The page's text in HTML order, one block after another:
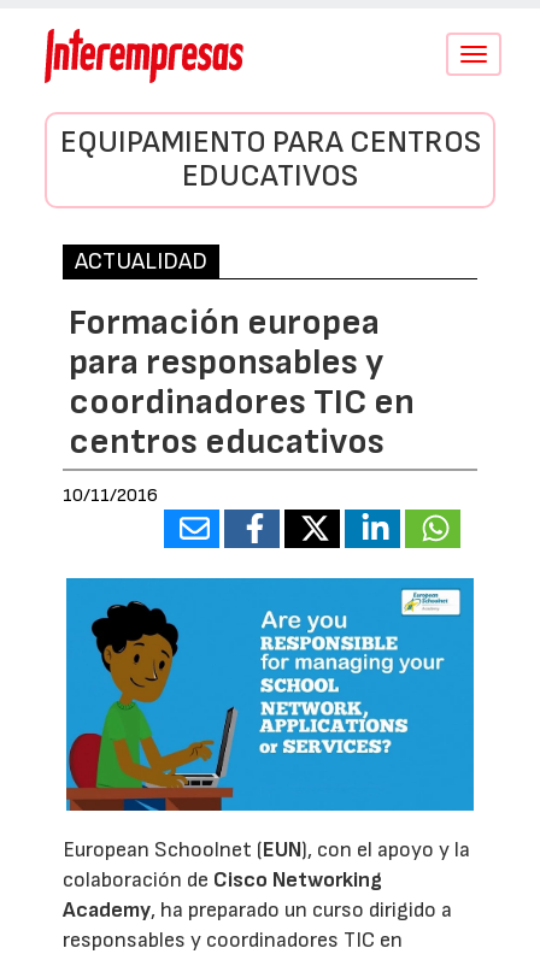
Conmutar
EQUIPAMIENTO PARA CENTROS
EDUCATIVOS
ACTUALIDAD
Formación europea
para responsables y
coordinadores TIC en
centros educativos
10/11/2016
European Schoolnet (EUN), con el apoyo y la
colaboración de Cisco Networking
Academy, ha preparado un curso dirigido a
responsables y coordinadores TIC en